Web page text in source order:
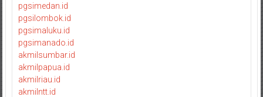
pgsimedan.id
pgsilombok.id
pgsimaluku.id
pgsimanado.id
akmilsumbar.id
akmilpapua.id
akmilriau.id
akmilntt.id